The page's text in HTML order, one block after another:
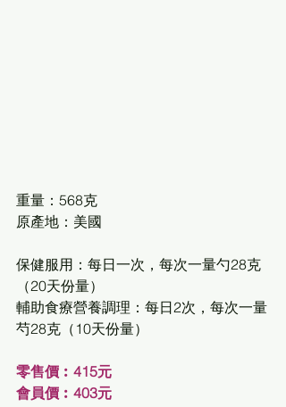
重量：568克
原產地：美國
保健服用：每日一次，每次一量勺28克
（20天份量）
輔助食療營養調理：每日2次，每次一量
芍28克（10天份量）
零售價︰415元
會員價︰403元